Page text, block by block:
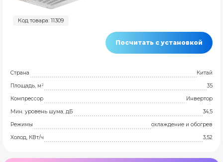
Код товара: 11309
Посчитать с установкой
Страна
Китай
Площадь, м²
35
Компрессор
Инвертор
Мин. уровень шума, дБ
34,5
Режимы
охлаждение и обогрев
Холод, КВт/ч
3,52